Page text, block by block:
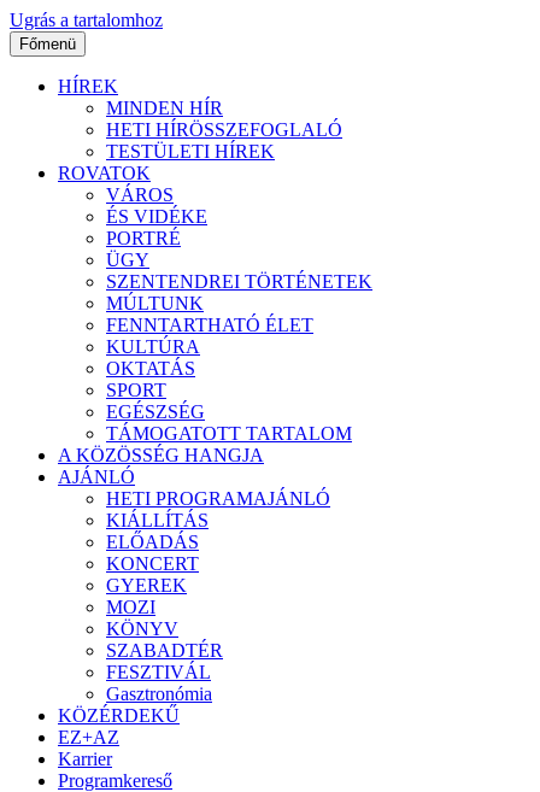
Ugrás a tartalomhoz
Főmenü
HÍREK
MINDEN HÍR
HETI HÍRÖSSZEFOGLALÓ
TESTÜLETI HÍREK
ROVATOK
VÁROS
ÉS VIDÉKE
PORTRÉ
ÜGY
SZENTENDREI TÖRTÉNETEK
MÚLTUNK
FENNTARTHATÓ ÉLET
KULTÚRA
OKTATÁS
SPORT
EGÉSZSÉG
TÁMOGATOTT TARTALOM
A KÖZÖSSÉG HANGJA
AJÁNLÓ
HETI PROGRAMAJÁNLÓ
KIÁLLÍTÁS
ELŐADÁS
KONCERT
GYEREK
MOZI
KÖNYV
SZABADTÉR
FESZTIVÁL
Gasztronómia
KÖZÉRDEKŰ
EZ+AZ
Karrier
Programkereső